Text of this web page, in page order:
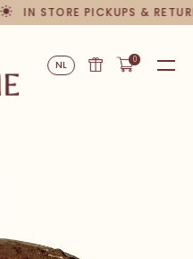
IN STORE PICKUPS &
NL 0